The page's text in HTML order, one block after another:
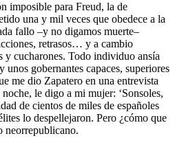
imposible para Freud, la de
una y mil veces que obedece a la
fallo –y no digamos muerte–
retrasos… y a cambio
y cucharones. Todo individuo ansía
unos gobernantes capaces, superiores
me dio Zapatero en una entrevista
noche, le digo a mi mujer: ‘Sonsoles,
de cientos de miles de españoles
lo despellejaron. Pero ¿cómo que
neorrepublicano.